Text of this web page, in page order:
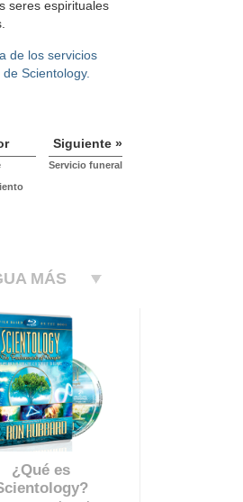
seres espirituales
de los servicios
Scientology.
Siguiente »
Servicio funeral
MÁS
¿Qué es